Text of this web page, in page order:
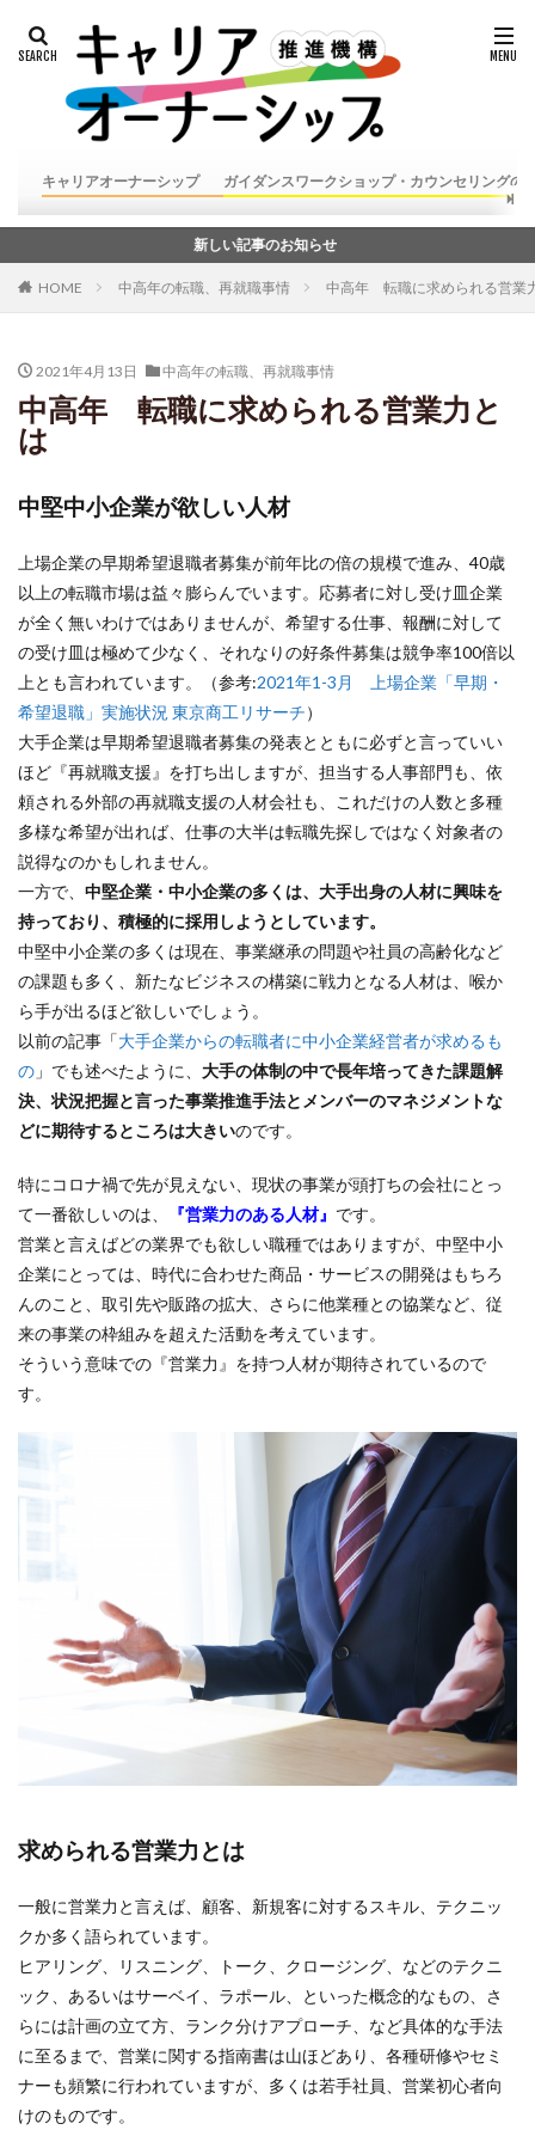
キャリアオーナーシップ ガイダンスワークショップ・カウンセリングの
新しい記事のお知らせ
HOME 中高年の転職、再就職事情 中高年 転職に求められる営業
2021年4月13日 中高年の転職、再就職事情
中高年 転職に求められる営業力と
は
中堅中小企業が欲しい人材
上場企業の早期希望退職者募集が前年比の倍の規模で進み、40歳
以上の転職市場は益々膨らんでいます。応募者に対し受け皿企業
が全く無いわけではありませんが、希望する仕事、報酬に対して
の受け皿は極めて少なく、それなりの好条件募集は競争率100倍以
上とも言われています。（参考:2021年1-3月 上場企業「早期・
希望退職」実施状況 東京商工リサーチ）
大手企業は早期希望退職者募集の発表とともに必ずと言っていい
ほど『再就職支援』を打ち出しますが、担当する人事部門も、依
頼される外部の再就職支援の人材会社も、これだけの人数と多種
多様な希望が出れば、仕事の大半は転職先探しではなく対象者の
説得なのかもしれません。
一方で、 中堅企業・中小企業の多くは、大手出身の人材に興味を
持っており、積極的に採用しようとしています。
中堅中小企業の多くは現在、事業継承の問題や社員の高齢化など
の課題も多く、新たなビジネスの構築に戦力となる人材は、喉か
ら手が出るほど欲しいでしょう。
以前の記事「大手企業からの転職者に中小企業経営者が求めるも
の 」でも述べたように、 大手の体制の中で長年培ってきた課題解
決、状況把握と言った事業推進手法とメンバーのマネジメントな
どに期待するところは大きいのです。
特にコロナ禍で先が見えない、現状の事業が頭打ちの会社にとっ
て一番欲しいのは、
『営業力のある人材』 です。
営業と言えばどの業界でも欲しい職種ではありますが、中堅中小
企業にとっては、時代に合わせた商品・サービスの開発はもちろ
んのこと、取引先や販路の拡大、さらに他業種との協業など、従
来の事業の枠組みを超えた活動を考えています。
そういう意味での『営業力』を持つ人材が期待されているので
す。
求められる営業力とは
一般に営業力と言えば、顧客、新規客に対するスキル、テクニッ
クか多く語られています。
ヒアリング、リスニング、トーク、クロージング、などのテクニ
ック、あるいはサーベイ、ラポール、といった概念的なもの、さ
らには計画の立て方、ランク分けアプローチ、など具体的な手法
に至るまで、営業に関する指南書は山ほどあり、各種研修やセミ
ナーも頻繁に行われていますが、多くは若手社員、営業初心者向
けのものです。